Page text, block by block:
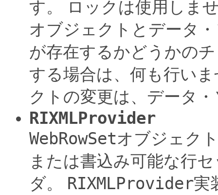
す。
ロックは使用しま
オブジェクトとデータ
が存在するかどうかの
する場合は、何も行い
クトの変更は、データ
RIXMLProvider
WebRowSetオブジェク
または書込み可能な行
ダ。
RIXMLProvider実